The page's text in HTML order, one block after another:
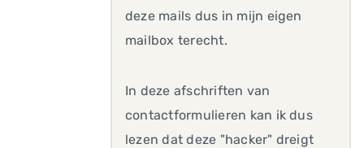
deze mails dus in mijn eigen
mailbox terecht.
In deze afschriften van
contactformulieren kan ik dus
lezen dat deze "hacker" dreigt